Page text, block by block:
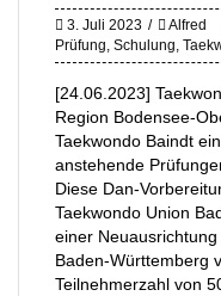
3. Juli 2023 Alfred
Prüfung, Schulung,
[24.06.2023]
Region Bodensee-
Taekwondo Baindt
anstehende
Diese Dan-
Taekwondo Union
einer
Baden-Württemberg
Teilnehmerzahl von